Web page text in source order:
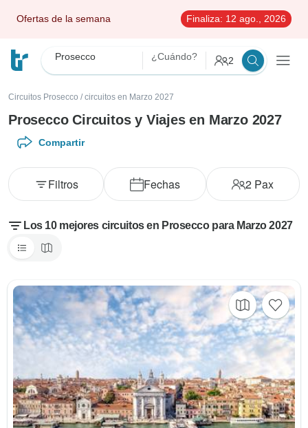
Ofertas de la semana Finaliza: 12 ago., 2026
Prosecco ¿Cuándo? 2
Circuitos Prosecco / circuitos en Marzo 2027
Prosecco Circuitos y Viajes en Marzo 2027
Compartir
Fechas 2 Pax
Filtros
Los 10 mejores circuitos en Prosecco para Marzo 2027